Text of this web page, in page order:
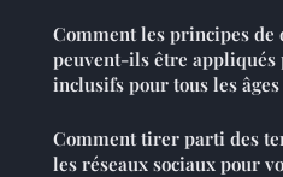
Comment les principes de
peuvent-ils être appliqués
inclusifs pour tous les âges
Comment tirer parti des
les réseaux sociaux pour